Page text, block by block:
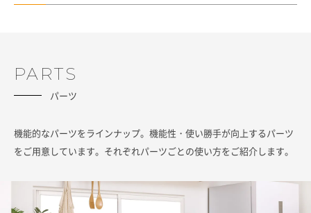
PARTS
パーツ
機能的なパーツをラインナップ。機能性・使い勝手が向上するパーツ
をご用意しています。それぞれパーツごとの使い方をご紹介します。